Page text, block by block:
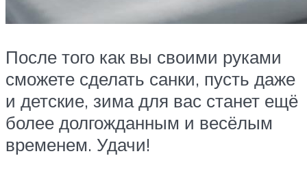
После того как вы своими руками
сможете сделать санки, пусть даже
и детские, зима для вас станет ещё
более долгожданным и весёлым
временем. Удачи!